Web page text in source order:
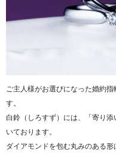
ご主人様がお選びになった婚約
す。
白鈴（しろすず）には、「寄り
いております。
ダイアモンドを包む丸みのある